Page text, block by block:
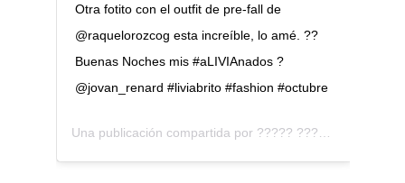
Otra fotito con el outfit de pre-fall de
@raquelorozcog esta increíble, lo amé. ??
Buenas Noches mis #aLIVIAnados ?
@jovan_renard #liviabrito #fashion #octubre
Una publicación compartida por ????? ????? ???????